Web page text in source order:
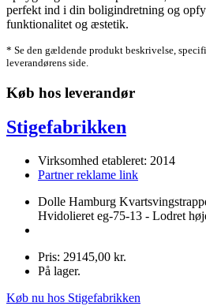
perfekt ind i din boligindretning og
funktionalitet og æstetik.
* Se den gældende produkt beskrivelse,
leverandørens side.
Køb hos leverandør
Stigefabrikken
Virksomhed etableret: 2014
Partner reklame link
Dolle Hamburg
Hvidolieret eg-75-13 - Lodret
Pris: 29145,00 kr.
På lager.
Køb nu hos Stigefabrikken